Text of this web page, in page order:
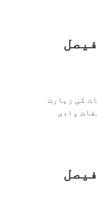
– شاہ فیصل
کی زیارت
وادی
– شاہ فیصل